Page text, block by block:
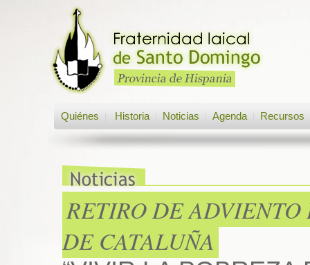
Quiénes Historia Noticias Agenda Recursos
RETIRO DE
DE CATALUÑA